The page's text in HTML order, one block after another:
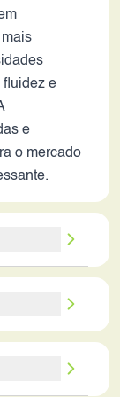
fluidez e
e
o mercado
e a